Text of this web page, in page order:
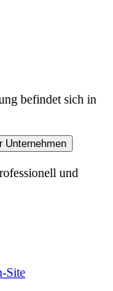
Unternehmen
und
Site